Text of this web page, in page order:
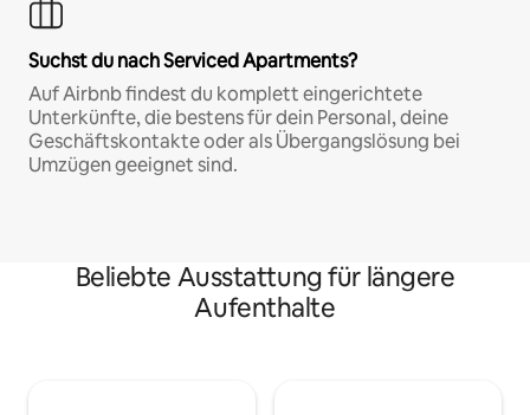
Suchst du nach Serviced Apartments?
Auf Airbnb findest du komplett eingerichtete
Unterkünfte, die bestens für dein Personal, deine
Geschäftskontakte oder als Übergangslösung bei
Umzügen geeignet sind.
Beliebte Ausstattung für längere
Aufenthalte